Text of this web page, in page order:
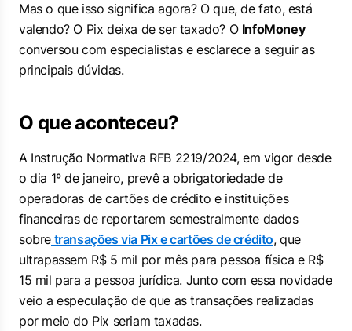
Mas o que isso significa agora? O que, de fato, está
valendo? O Pix deixa de ser taxado? O InfoMoney
conversou com especialistas e esclarece a seguir as
principais dúvidas.
O que aconteceu?
A Instrução Normativa RFB 2219/2024, em vigor desde
o dia 1º de janeiro, prevê a obrigatoriedade de
operadoras de cartões de crédito e instituições
financeiras de reportarem semestralmente dados
sobre transações via Pix e cartões de crédito, que
ultrapassem R$ 5 mil por mês para pessoa física e R$
15 mil para a pessoa jurídica. Junto com essa novidade
veio a especulação de que as transações realizadas
por meio do Pix seriam taxadas.